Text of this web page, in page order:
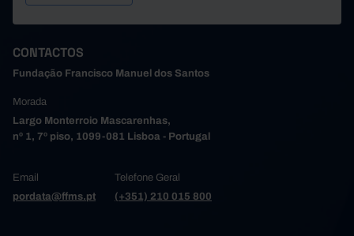
CONTACTOS
Fundação Francisco Manuel dos Santos
Morada
Largo Monterroio Mascarenhas,
nº 1, 7º piso, 1099-081 Lisboa - Portugal
Email
pordata@ffms.pt
Telefone Geral
(+351) 210 015 800